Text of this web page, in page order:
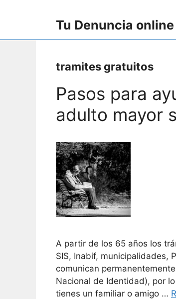
Tu Denuncia online
tramites gratuitos
Pasos para
adulto mayor
A partir de los 65 años los
SIS, Inabif, municipalidades,
comunican
Nacional de Identidad), por
tienes un familiar o amigo …